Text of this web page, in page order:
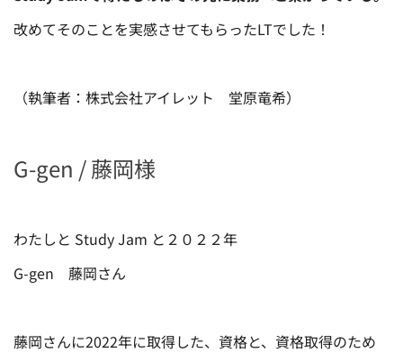
改めてそのことを実感させてもらったLTでした！
（執筆者：株式会社アイレット 堂原竜希）
G-gen / 藤岡様
わたしと Study Jam と２０２２年
G-gen 藤岡さん
藤岡さんに2022年に取得した、資格と、資格取得のため